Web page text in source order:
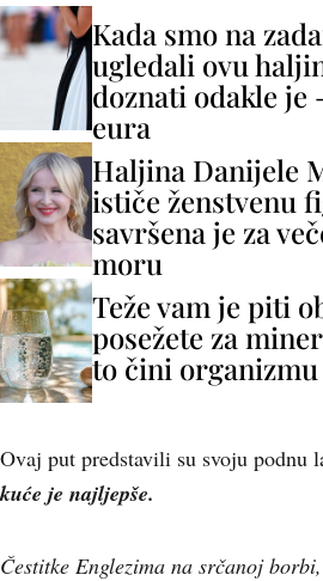
Kada smo na
ugledali ovu
doznati odakle je
eura
Haljina Danijele
ističe ženstvenu
savršena je za
moru
Teže vam je piti
posežete za
to čini organizmu
Ovaj put predstavili su svoju podnu
kuće je najljepše.
Čestitke Englezima na srčanoj